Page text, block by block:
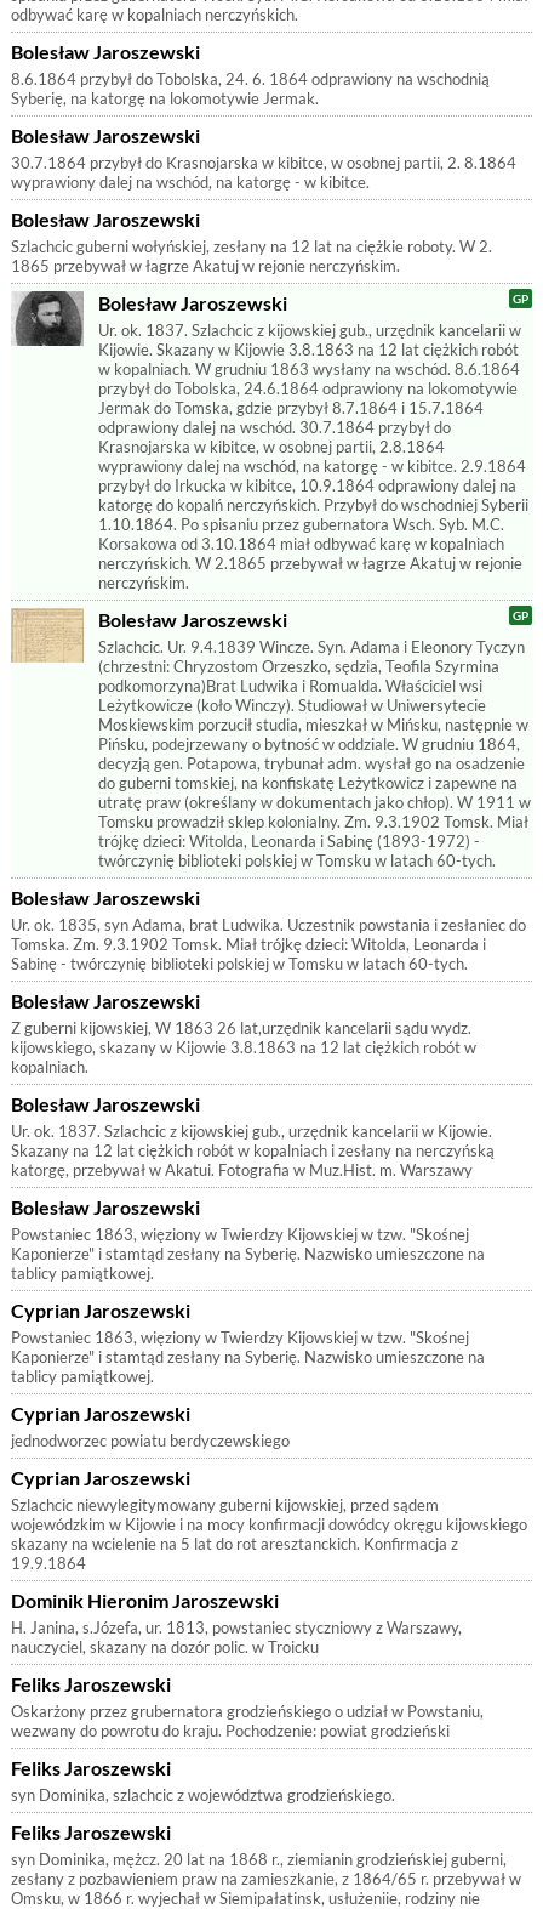
odbywać karę w kopalniach nerczyńskich.
Bolesław Jaroszewski
8.6.1864 przybył do Tobolska, 24. 6. 1864 odprawiony na wschodnią
Syberię, na katorgę na lokomotywie Jermak.
Bolesław Jaroszewski
30.7.1864 przybył do Krasnojarska w kibitce, w osobnej partii, 2. 8.1864
wyprawiony dalej na wschód, na katorgę - w kibitce.
Bolesław Jaroszewski
Szlachcic guberni wołyńskiej, zesłany na 12 lat na ciężkie roboty. W 2.
1865 przebywał w łagrze Akatuj w rejonie nerczyńskim.
Bolesław Jaroszewski
Ur. ok. 1837. Szlachcic z kijowskiej gub., urzędnik kancelarii w
Kijowie. Skazany w Kijowie 3.8.1863 na 12 lat ciężkich robót
w kopalniach. W grudniu 1863 wysłany na wschód. 8.6.1864
przybył do Tobolska, 24.6.1864 odprawiony na lokomotywie
Jermak do Tomska, gdzie przybył 8.7.1864 i 15.7.1864
odprawiony dalej na wschód. 30.7.1864 przybył do
Krasnojarska w kibitce, w osobnej partii, 2.8.1864
wyprawiony dalej na wschód, na katorgę - w kibitce. 2.9.1864
przybył do Irkucka w kibitce, 10.9.1864 odprawiony dalej na
katorgę do kopalń nerczyńskich. Przybył do wschodniej Syberii
1.10.1864. Po spisaniu przez gubernatora Wsch. Syb. M.C.
Korsakowa od 3.10.1864 miał odbywać karę w kopalniach
nerczyńskich. W 2.1865 przebywał w łagrze Akatuj w rejonie
nerczyńskim.
Bolesław Jaroszewski
Szlachcic. Ur. 9.4.1839 Wincze. Syn. Adama i Eleonory Tyczyn
(chrzestni: Chryzostom Orzeszko, sędzia, Teofila Szyrmina
podkomorzyna)Brat Ludwika i Romualda. Właściciel wsi
Leżytkowicze (koło Winczy). Studiował w Uniwersytecie
Moskiewskim porzucił studia, mieszkał w Mińsku, następnie w
Pińsku, podejrzewany o bytność w oddziale. W grudniu 1864,
decyzją gen. Potapowa, trybunał adm. wysłał go na osadzenie
do guberni tomskiej, na konfiskatę Leżytkowicz i zapewne na
utratę praw (określany w dokumentach jako chłop). W 1911 w
Tomsku prowadził sklep kolonialny. Zm. 9.3.1902 Tomsk. Miał
trójkę dzieci: Witolda, Leonarda i Sabinę (1893-1972) -
twórczynię biblioteki polskiej w Tomsku w latach 60-tych.
Bolesław Jaroszewski
Ur. ok. 1835, syn Adama, brat Ludwika. Uczestnik powstania i zesłaniec do
Tomska. Zm. 9.3.1902 Tomsk. Miał trójkę dzieci: Witolda, Leonarda i
Sabinę - twórczynię biblioteki polskiej w Tomsku w latach 60-tych.
Bolesław Jaroszewski
Z guberni kijowskiej, W 1863 26 lat,urzędnik kancelarii sądu wydz.
kijowskiego, skazany w Kijowie 3.8.1863 na 12 lat ciężkich robót w
kopalniach.
Bolesław Jaroszewski
Ur. ok. 1837. Szlachcic z kijowskiej gub., urzędnik kancelarii w Kijowie.
Skazany na 12 lat ciężkich robót w kopalniach i zesłany na nerczyńską
katorgę, przebywał w Akatui. Fotografia w Muz.Hist. m. Warszawy
Bolesław Jaroszewski
Powstaniec 1863, więziony w Twierdzy Kijowskiej w tzw. "Skośnej
Kaponierze" i stamtąd zesłany na Syberię. Nazwisko umieszczone na
tablicy pamiątkowej.
Cyprian Jaroszewski
Powstaniec 1863, więziony w Twierdzy Kijowskiej w tzw. "Skośnej
Kaponierze" i stamtąd zesłany na Syberię. Nazwisko umieszczone na
tablicy pamiątkowej.
Cyprian Jaroszewski
jednodworzec powiatu berdyczewskiego
Cyprian Jaroszewski
Szlachcic niewylegitymowany guberni kijowskiej, przed sądem
wojewódzkim w Kijowie i na mocy konfirmacji dowódcy okręgu kijowskiego
skazany na wcielenie na 5 lat do rot aresztanckich. Konfirmacja z
19.9.1864
Dominik Hieronim Jaroszewski
H. Janina, s.Józefa, ur. 1813, powstaniec styczniowy z Warszawy,
nauczyciel, skazany na dozór polic. w Troicku
Feliks Jaroszewski
Oskarżony przez grubernatora grodzieńskiego o udział w Powstaniu,
wezwany do powrotu do kraju. Pochodzenie: powiat grodzieński
Feliks Jaroszewski
syn Dominika, szlachcic z województwa grodzieńskiego.
Feliks Jaroszewski
syn Dominika, mężcz. 20 lat na 1868 r., ziemianin grodzieńskiej guberni,
zesłany z pozbawieniem praw na zamieszkanie, z 1864/65 r. przebywał w
Omsku, w 1866 r. wyjechał w Siemipałatinsk, usłużeniie, rodziny nie